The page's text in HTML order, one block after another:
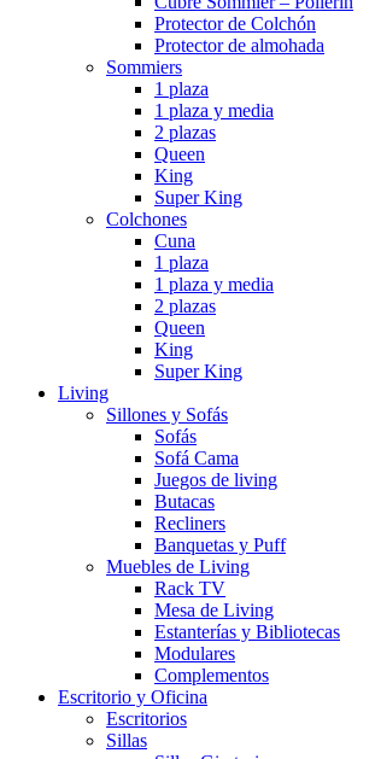
Protector de Colchón
Protector de almohada
Sommiers
1 plaza
1 plaza y media
2 plazas
Queen
King
Super King
Colchones
Cuna
1 plaza
1 plaza y media
2 plazas
Queen
King
Super King
Living
Sillones y Sofás
Sofás
Sofá Cama
Juegos de living
Butacas
Recliners
Banquetas y Puff
Muebles de Living
Rack TV
Mesa de Living
Estanterías y Bibliotecas
Modulares
Complementos
Escritorio y Oficina
Escritorios
Sillas